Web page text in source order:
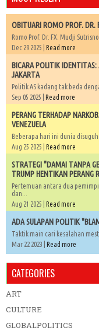
OBITUARI ROMO PROF. DR.
Romo Prof. Dr. FX. Mudji
Dec 29 2025 | Read more
BICARA POLITIK
JAKARTA
Politik AS kadang tak beda
Sep 05 2025 | Read more
PERANG TERHADAP
VENEZUELA
Beberapa hari ini dunia
Aug 25 2025 | Read more
STRATEGI "DAMAI TANPA
TRUMP HENTIKAN PERANG
Pertemuan antara dua
dan...
Aug 21 2025 | Read more
ADA SULAPAN POLITIK
Taktik main cari kesalahan
Mar 22 2023 | Read more
CATEGORIES
ART
CULTURE
GLOBALPOLITICS